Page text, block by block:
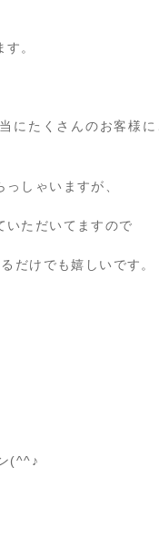
。
にたくさんのお客様
しゃいますが、
いただいてますので
だけでも嬉しいです。
(^^♪